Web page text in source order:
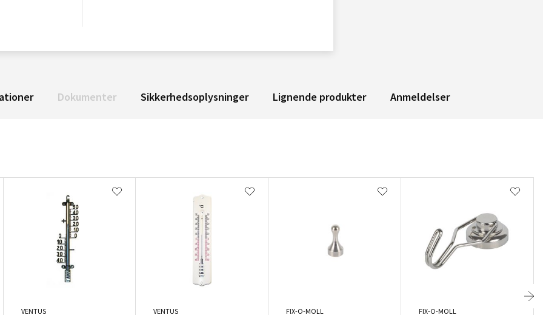
Dokumenter Sikkerhedsoplysninger Lignende produkter Anmeldelser
VENTUS VENTUS FIX-O-MOLL FIX-O-MOLL